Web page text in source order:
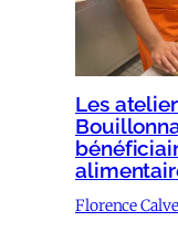
Les
Florence